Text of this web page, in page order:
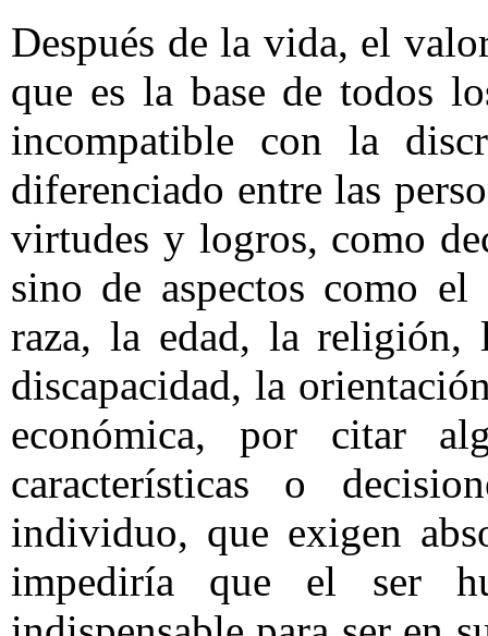
Después de la vida, el
que es la base de todos
incompatible con la
diferenciado entre las
virtudes y logros, como
sino de aspectos como
raza, la edad, la
discapacidad, la
económica, por citar
características o
individuo, que exigen
impediría que el ser